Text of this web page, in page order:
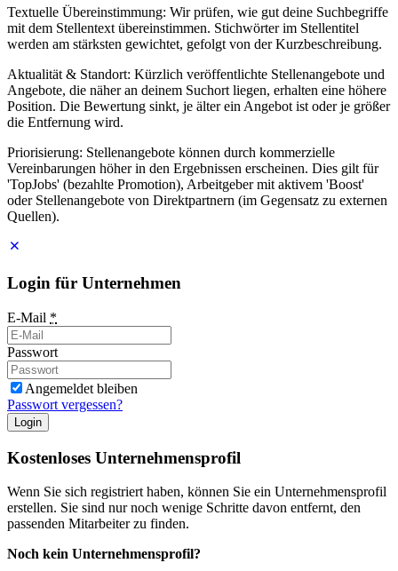
Textuelle Übereinstimmung: Wir prüfen, wie gut deine Suchbegriffe
mit dem Stellentext übereinstimmen. Stichwörter im Stellentitel
werden am stärksten gewichtet, gefolgt von der Kurzbeschreibung.
Aktualität & Standort: Kürzlich veröffentlichte Stellenangebote und
Angebote, die näher an deinem Suchort liegen, erhalten eine höhere
Position. Die Bewertung sinkt, je älter ein Angebot ist oder je größer
die Entfernung wird.
Priorisierung: Stellenangebote können durch kommerzielle
Vereinbarungen höher in den Ergebnissen erscheinen. Dies gilt für
'TopJobs' (bezahlte Promotion), Arbeitgeber mit aktivem 'Boost'
oder Stellenangebote von Direktpartnern (im Gegensatz zu externen
Quellen).
Login für Unternehmen
E-Mail *
Passwort
Angemeldet bleiben
Passwort vergessen?
Login
Kostenloses Unternehmensprofil
Wenn Sie sich registriert haben, können Sie ein Unternehmensprofil
erstellen. Sie sind nur noch wenige Schritte davon entfernt, den
passenden Mitarbeiter zu finden.
Noch kein Unternehmensprofil?